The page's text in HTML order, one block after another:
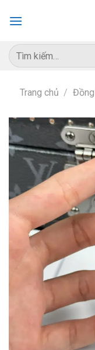
Tìm
kiếm:
Trang chủ /